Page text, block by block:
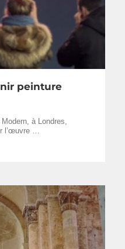
peinture
à Londres,
l’œuvre …